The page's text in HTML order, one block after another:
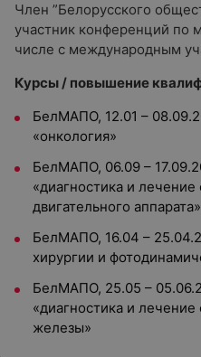
Член ”Белорусского
участник конференций по
числе с международным
Курсы / повышение
БелМАПО, 12.01 –
«онкология»
БелМАПО, 06.09 –
«диагностика и
двигательного аппарата»
БелМАПО, 16.04 –
хирургии и
БелМАПО, 25.05 –
«диагностика и
железы»